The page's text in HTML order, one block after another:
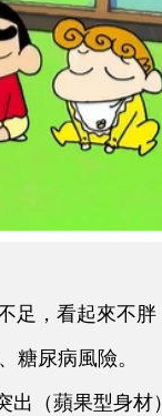
，看起來不胖
糖尿病風險。
出（蘋果型身材